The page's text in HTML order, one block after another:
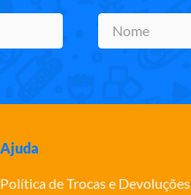
Ajuda
Política de Trocas e Devoluções